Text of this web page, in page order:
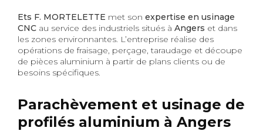
Ets F. MORTELETTE met son expertise en usinage
CNC au service des industriels situés à Angers et dans
les zones environnantes. L’entreprise réalise des
opérations de fraisage, perçage, taraudage et découpe
de pièces aluminium à partir de plans clients ou de
besoins spécifiques.
Parachèvement et usinage de
profilés aluminium à Angers